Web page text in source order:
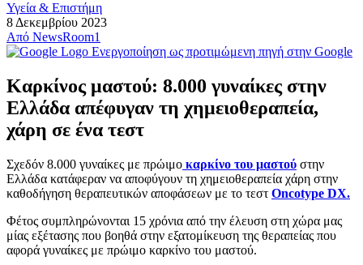
Υγεία & Επιστήμη
8 Δεκεμβρίου 2023
Από NewsRoom1
Ενεργοποίηση ως προτιμώμενη πηγή στην Google
Καρκίνος μαστού: 8.000 γυναίκες στην
Ελλάδα απέφυγαν τη χημειοθεραπεία,
χάρη σε ένα τεστ
Σχεδόν 8.000 γυναίκες με πρώιμο καρκίνο του μαστού στην
Ελλάδα κατάφεραν να αποφύγουν τη χημειοθεραπεία χάρη στην
καθοδήγηση θεραπευτικών αποφάσεων με το τεστ Oncotype DX.
Φέτος συμπληρώνονται 15 χρόνια από την έλευση στη χώρα μας
μίας εξέτασης που βοηθά στην εξατομίκευση της θεραπείας που
αφορά γυναίκες με πρώιμο καρκίνο του μαστού.